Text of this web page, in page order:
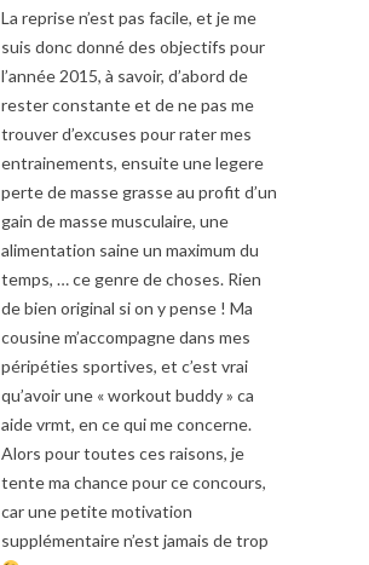
La reprise n’est pas facile, et je me
suis donc donné des objectifs pour
l’année 2015, à savoir, d’abord de
rester constante et de ne pas me
trouver d’excuses pour rater mes
entrainements, ensuite une legere
perte de masse grasse au profit d’un
gain de masse musculaire, une
alimentation saine un maximum du
temps, … ce genre de choses. Rien
de bien original si on y pense ! Ma
cousine m’accompagne dans mes
péripéties sportives, et c’est vrai
qu’avoir une « workout buddy » ca
aide vrmt, en ce qui me concerne.
Alors pour toutes ces raisons, je
tente ma chance pour ce concours,
car une petite motivation
supplémentaire n’est jamais de trop